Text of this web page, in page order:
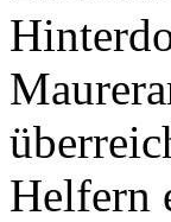
Helfern